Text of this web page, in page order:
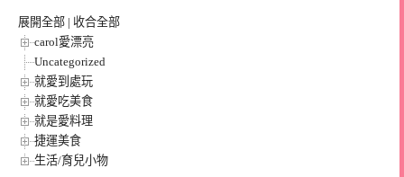
展開全部 | 收合全部
carol愛漂亮
Uncategorized
就愛到處玩
就愛吃美食
就是愛料理
捷運美食
生活/育兒小物